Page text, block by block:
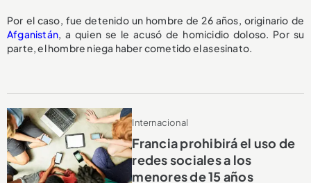
Por el caso, fue detenido un hombre de 26 años, originario de
Afganistán, a quien se le acusó de homicidio doloso. Por su
parte, el hombre niega haber cometido el asesinato.
Internacional
Francia prohibirá el uso de
redes sociales a los
menores de 15 años